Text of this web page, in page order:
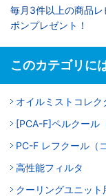
毎月3件以上の商品
ポンプレゼント！
このカテゴリに
オイルミストコレク
[PCA-F]ペルクール
PC-F レフクール（
高性能フィルタ
クーリングユニッ